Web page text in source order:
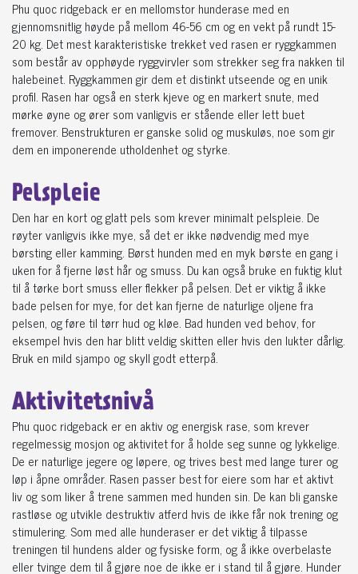
Phu quoc ridgeback er en mellomstor hunderase med en
gjennomsnitlig høyde på mellom 46-56 cm og en vekt på rundt 15-
20 kg. Det mest karakteristiske trekket ved rasen er ryggkammen
som består av opphøyde ryggvirvler som strekker seg fra nakken til
halebeinet. Ryggkammen gir dem et distinkt utseende og en unik
profil. Rasen har også en sterk kjeve og en markert snute, med
mørke øyne og ører som vanligvis er stående eller lett buet
fremover. Benstrukturen er ganske solid og muskuløs, noe som gir
dem en imponerende utholdenhet og styrke.
Pelspleie
Den har en kort og glatt pels som krever minimalt pelspleie. De
røyter vanligvis ikke mye, så det er ikke nødvendig med mye
børsting eller kamming. Børst hunden med en myk børste en gang i
uken for å fjerne løst hår og smuss. Du kan også bruke en fuktig klut
til å tørke bort smuss eller flekker på pelsen. Det er viktig å ikke
bade pelsen for mye, for det kan fjerne de naturlige oljene fra
pelsen, og føre til tørr hud og kløe. Bad hunden ved behov, for
eksempel hvis den har blitt veldig skitten eller hvis den lukter dårlig.
Bruk en mild sjampo og skyll godt etterpå.
Aktivitetsnivå
Phu quoc ridgeback er en aktiv og energisk rase, som krever
regelmessig mosjon og aktivitet for å holde seg sunne og lykkelige.
De er naturlige jegere og løpere, og trives best med lange turer og
løp i åpne områder. Rasen passer best for eiere som har et aktivt
liv og som liker å trene sammen med hunden sin. De kan bli ganske
rastløse og utvikle destruktiv atferd hvis de ikke får nok trening og
stimulering. Som med alle hunderaser er det viktig å tilpasse
treningen til hundens alder og fysiske form, og å ikke overbelaste
eller tvinge dem til å gjøre noe de ikke er i stand til å gjøre. Hunder